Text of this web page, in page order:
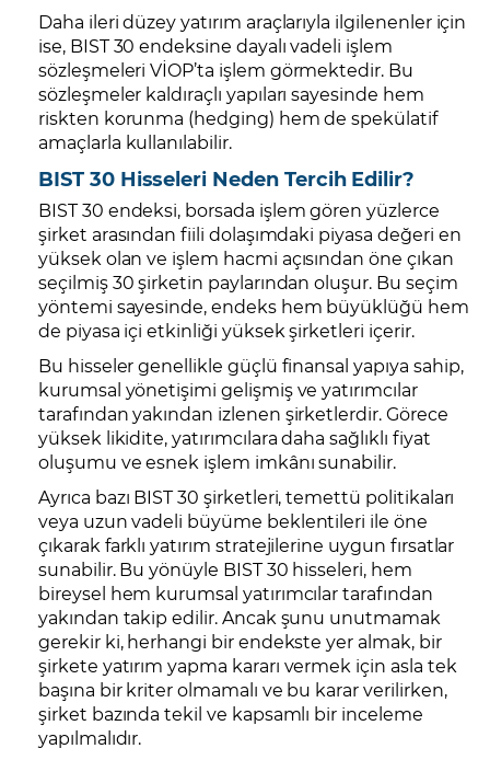
Daha ileri düzey yatırım araçlarıyla ilgilenenler için
ise, BIST 30 endeksine dayalı vadeli işlem
sözleşmeleri VİOP’ta işlem görmektedir. Bu
sözleşmeler kaldıraçlı yapıları sayesinde hem
riskten korunma (hedging) hem de spekülatif
amaçlarla kullanılabilir.
BIST 30 Hisseleri Neden Tercih Edilir?
BIST 30 endeksi, borsada işlem gören yüzlerce
şirket arasından fiili dolaşımdaki piyasa değeri en
yüksek olan ve işlem hacmi açısından öne çıkan
seçilmiş 30 şirketin paylarından oluşur. Bu seçim
yöntemi sayesinde, endeks hem büyüklüğü hem
de piyasa içi etkinliği yüksek şirketleri içerir.
Bu hisseler genellikle güçlü finansal yapıya sahip,
kurumsal yönetişimi gelişmiş ve yatırımcılar
tarafından yakından izlenen şirketlerdir. Görece
yüksek likidite, yatırımcılara daha sağlıklı fiyat
oluşumu ve esnek işlem imkânı sunabilir.
Ayrıca bazı BIST 30 şirketleri, temettü politikaları
veya uzun vadeli büyüme beklentileri ile öne
çıkarak farklı yatırım stratejilerine uygun fırsatlar
sunabilir. Bu yönüyle BIST 30 hisseleri, hem
bireysel hem kurumsal yatırımcılar tarafından
yakından takip edilir. Ancak şunu unutmamak
gerekir ki, herhangi bir endekste yer almak, bir
şirkete yatırım yapma kararı vermek için asla tek
başına bir kriter olmamalı ve bu karar verilirken,
şirket bazında tekil ve kapsamlı bir inceleme
yapılmalıdır.